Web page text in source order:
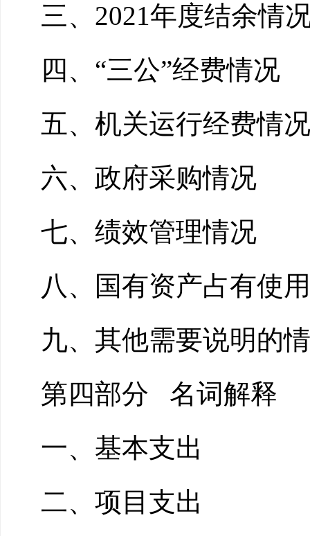
三、2021年度结余情
四、“三公”经费情况
五、机关运行经费情况
六、政府采购情况
七、绩效管理情况
八、国有资产占有使
九、其他需要说明的
第四部分
名词解释
一、基本支出
二、项目支出